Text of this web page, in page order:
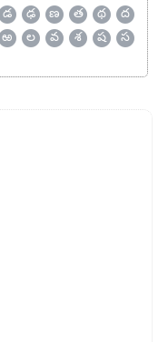
డ ఢ ణ త థ
ద
ఱ ల వ శ ష
స